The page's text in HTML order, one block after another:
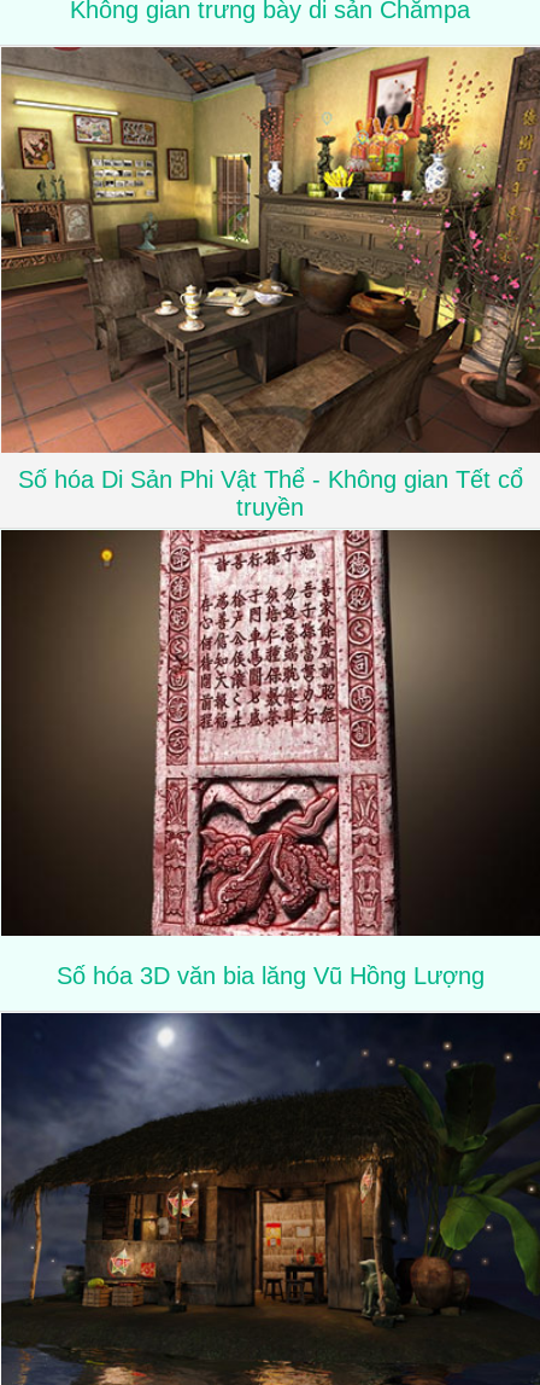
Không gian trưng bày di sản Chămpa
Số hóa Di Sản Phi Vật Thể - Không gian Tết cổ
truyền
Số hóa 3D văn bia lăng Vũ Hồng Lượng